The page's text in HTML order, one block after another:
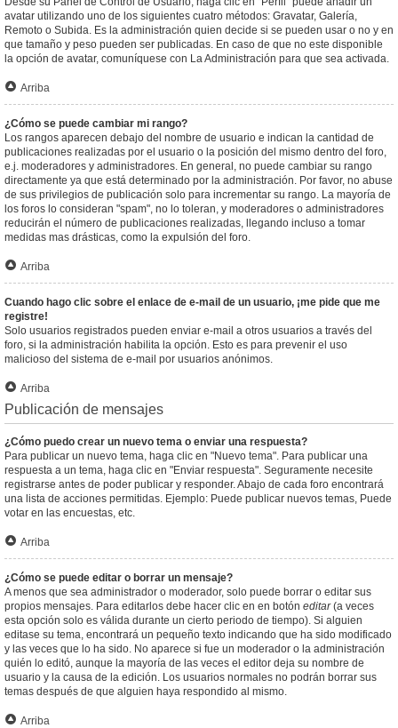
avatar utilizando uno de los siguientes cuatro métodos: Gravatar, Galería,
Remoto o Subida. Es la administración quien decide si se pueden usar o no y en
que tamaño y peso pueden ser publicadas. En caso de que no este disponible
la opción de avatar, comuníquese con La Administración para que sea activada.
Arriba
¿Cómo se puede cambiar mi rango?
Los rangos aparecen debajo del nombre de usuario e indican la cantidad de
publicaciones realizadas por el usuario o la posición del mismo dentro del foro,
e.j. moderadores y administradores. En general, no puede cambiar su rango
directamente ya que está determinado por la administración. Por favor, no abuse
de sus privilegios de publicación solo para incrementar su rango. La mayoría de
los foros lo consideran "spam", no lo toleran, y moderadores o administradores
reducirán el número de publicaciones realizadas, llegando incluso a tomar
medidas mas drásticas, como la expulsión del foro.
Arriba
Cuando hago clic sobre el enlace de e-mail de un usuario, ¡me pide que me
registre!
Solo usuarios registrados pueden enviar e-mail a otros usuarios a través del
foro, si la administración habilita la opción. Esto es para prevenir el uso
malicioso del sistema de e-mail por usuarios anónimos.
Arriba
Publicación de mensajes
¿Cómo puedo crear un nuevo tema o enviar una respuesta?
Para publicar un nuevo tema, haga clic en "Nuevo tema". Para publicar una
respuesta a un tema, haga clic en "Enviar respuesta". Seguramente necesite
registrarse antes de poder publicar y responder. Abajo de cada foro encontrará
una lista de acciones permitidas. Ejemplo: Puede publicar nuevos temas, Puede
votar en las encuestas, etc.
Arriba
¿Cómo se puede editar o borrar un mensaje?
A menos que sea administrador o moderador, solo puede borrar o editar sus
propios mensajes. Para editarlos debe hacer clic en en botón editar(a veces
esta opción solo es válida durante un cierto periodo de tiempo). Si alguien
editase su tema, encontrará un pequeño texto indicando que ha sido modificado
y las veces que lo ha sido. No aparece si fue un moderador o la administración
quién lo editó, aunque la mayoría de las veces el editor deja su nombre de
usuario y la causa de la edición. Los usuarios normales no podrán borrar sus
temas después de que alguien haya respondido al mismo.
Arriba